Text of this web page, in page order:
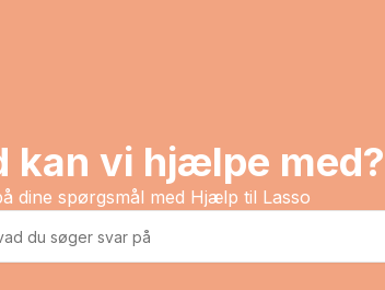
kan vi hjælpe med?
dine spørgsmål med Hjælp til Lasso